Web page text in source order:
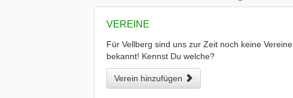
VEREINE
Für Vellberg sind uns zur Zeit noch keine Vereine
bekannt! Kennst Du welche?
Verein hinzufügen